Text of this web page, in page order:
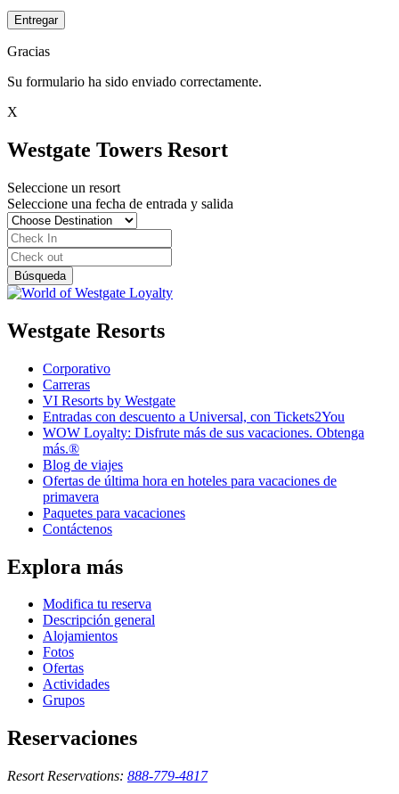
Entregar
Gracias
Su formulario ha sido enviado correctamente.
X
Westgate Towers Resort
Seleccione un resort
Seleccione una fecha de entrada y salida
Westgate Resorts
Corporativo
Carreras
VI Resorts by Westgate
Entradas con descuento a Universal, con Tickets2You
WOW Loyalty: Disfrute más de sus vacaciones. Obtenga
más.®
Blog de viajes
Ofertas de última hora en hoteles para vacaciones de
primavera
Paquetes para vacaciones
Contáctenos
Explora más
Modifica tu reserva
Descripción general
Alojamientos
Fotos
Ofertas
Actividades
Grupos
Reservaciones
Resort Reservations: 888-779-4817